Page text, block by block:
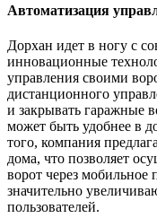
Автоматизация
Дорхан идет в ногу с
инновационные
управления своими
дистанционного
и закрывать гаражные
может быть удобнее в
того, компания
дома, что позволяет
ворот через
значительно
пользователей.